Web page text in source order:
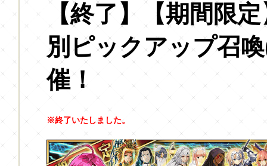
【終了】【期間限
別ピックアップ召
催！
※終了いたしました。